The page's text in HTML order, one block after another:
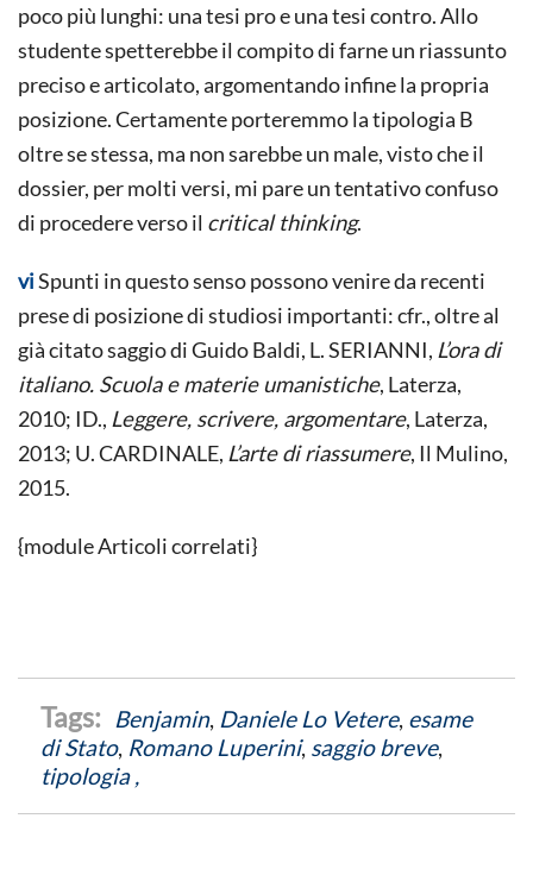
poco più lunghi: una tesi pro e una tesi contro. Allo
studente spetterebbe il compito di farne un riassunto
preciso e articolato, argomentando infine la propria
posizione. Certamente porteremmo la tipologia B
oltre se stessa, ma non sarebbe un male, visto che il
dossier, per molti versi, mi pare un tentativo confuso
di procedere verso il critical thinking.
viSpunti in questo senso possono venire da recenti
prese di posizione di studiosi importanti: cfr., oltre al
già citato saggio di Guido Baldi, L. SERIANNI, L’ora di
italiano. Scuola e materie umanistiche, Laterza,
2010; ID., Leggere, scrivere, argomentare, Laterza,
2013; U. CARDINALE, L’arte di riassumere, Il Mulino,
2015.
{module Articoli correlati}
Benjamin, Daniele Lo Vetere, esame
di Stato, Romano Luperini, saggio breve,
tipologia ,